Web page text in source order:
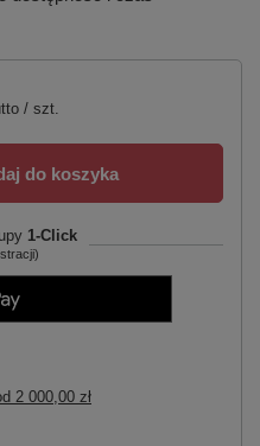
/ szt.
do koszyka
1-Click
2 000,00 zł